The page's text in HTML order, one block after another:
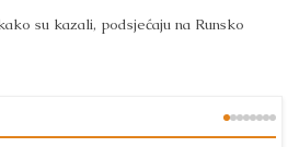
su kazali, podsjećaju na Runsko